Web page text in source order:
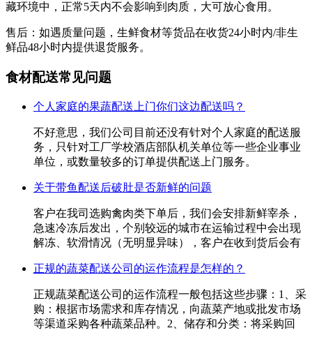
藏环境中，正常5天内不会影响到肉质，大可放心食用。
售后：如遇质量问题，生鲜食材等货品在收货24小时内/非生
鲜品48小时内提供退货服务。
食材配送常见问题
个人家庭的果蔬配送上门你们这边配送吗？
不好意思，我们公司目前还没有针对个人家庭的配送服
务，只针对工厂学校酒店部队机关单位等一些企业事业
单位，或数量较多的订单提供配送上门服务。
关于带鱼配送后破肚是否新鲜的问题
客户在我司选购禽肉类下单后，我们会安排新鲜宰杀，
急速冷冻后发出，个别较远的城市在运输过程中会出现
解冻、软滑情况（无明显异味），客户在收到货后会有
正规的蔬菜配送公司的运作流程是怎样的？
正规蔬菜配送公司的运作流程一般包括这些步骤：1、采
购：根据市场需求和库存情况，向蔬菜产地或批发市场
等渠道采购各种蔬菜品种。2、储存和分类：将采购回